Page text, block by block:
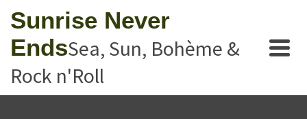
Sunrise Never
EndsSea, Sun, Bohème &
Rock n'Roll